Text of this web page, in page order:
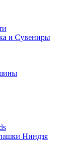
и Сувениры
Ниндзя